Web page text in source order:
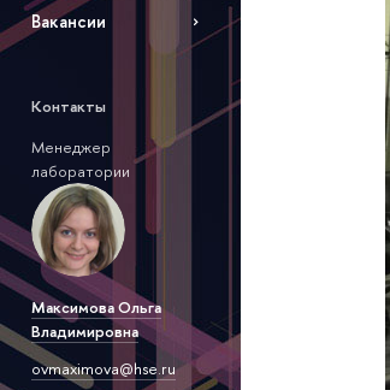
Вакансии
Контакты
Менеджер
лаборатории
Максимова Ольга
Владимировна
ovmaximova@hse.ru